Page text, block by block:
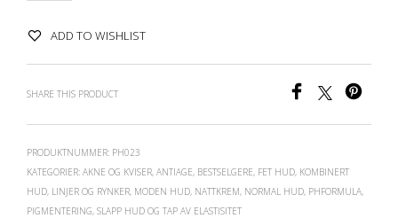
ADD TO WISHLIST
SHARE THIS PRODUCT
PRODUKTNUMMER: PH023
KATEGORIER: AKNE OG KVISER, ANTIAGE, BESTSELGERE, FET HUD, KOMBINERT
HUD, LINJER OG RYNKER, MODEN HUD, NATTKREM, NORMAL HUD, PHFORMULA,
PIGMENTERING, SLAPP HUD OG TAP AV ELASTISITET